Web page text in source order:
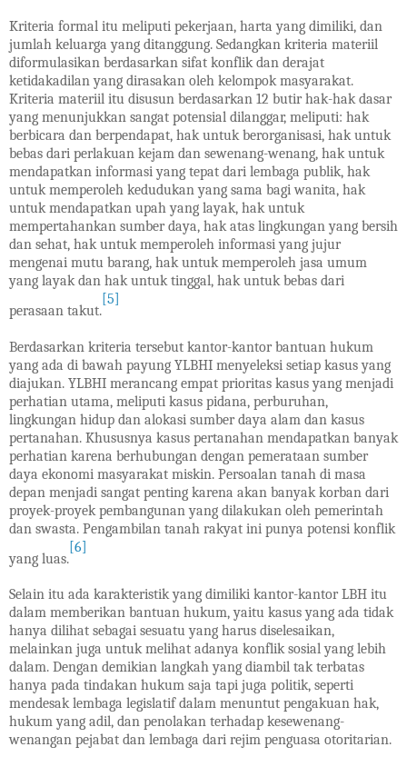
Kriteria formal itu meliputi pekerjaan, harta yang dimiliki, dan
jumlah keluarga yang ditanggung. Sedangkan kriteria materiil
diformulasikan berdasarkan sifat konflik dan derajat
ketidakadilan yang dirasakan oleh kelompok masyarakat.
Kriteria materiil itu disusun berdasarkan 12 butir hak-hak dasar
yang menunjukkan sangat potensial dilanggar, meliputi: hak
berbicara dan berpendapat, hak untuk berorganisasi, hak untuk
bebas dari perlakuan kejam dan sewenang-wenang, hak untuk
mendapatkan informasi yang tepat dari lembaga publik, hak
untuk memperoleh kedudukan yang sama bagi wanita, hak
untuk mendapatkan upah yang layak, hak untuk
mempertahankan sumber daya, hak atas lingkungan yang bersih
dan sehat, hak untuk memperoleh informasi yang jujur
mengenai mutu barang, hak untuk memperoleh jasa umum
yang layak dan hak untuk tinggal, hak untuk bebas dari
perasaan takut.
[5]
Berdasarkan kriteria tersebut kantor-kantor bantuan hukum
yang ada di bawah payung YLBHI menyeleksi setiap kasus yang
diajukan. YLBHI merancang empat prioritas kasus yang menjadi
perhatian utama, meliputi kasus pidana, perburuhan,
lingkungan hidup dan alokasi sumber daya alam dan kasus
pertanahan. Khususnya kasus pertanahan mendapatkan banyak
perhatian karena berhubungan dengan pemerataan sumber
daya ekonomi masyarakat miskin. Persoalan tanah di masa
depan menjadi sangat penting karena akan banyak korban dari
proyek-proyek pembangunan yang dilakukan oleh pemerintah
dan swasta. Pengambilan tanah rakyat ini punya potensi konflik
yang luas.
[6]
Selain itu ada karakteristik yang dimiliki kantor-kantor LBH itu
dalam memberikan bantuan hukum, yaitu kasus yang ada tidak
hanya dilihat sebagai sesuatu yang harus diselesaikan,
melainkan juga untuk melihat adanya konflik sosial yang lebih
dalam. Dengan demikian langkah yang diambil tak terbatas
hanya pada tindakan hukum saja tapi juga politik, seperti
mendesak lembaga legislatif dalam menuntut pengakuan hak,
hukum yang adil, dan penolakan terhadap kesewenang-
wenangan pejabat dan lembaga dari rejim penguasa otoritarian.